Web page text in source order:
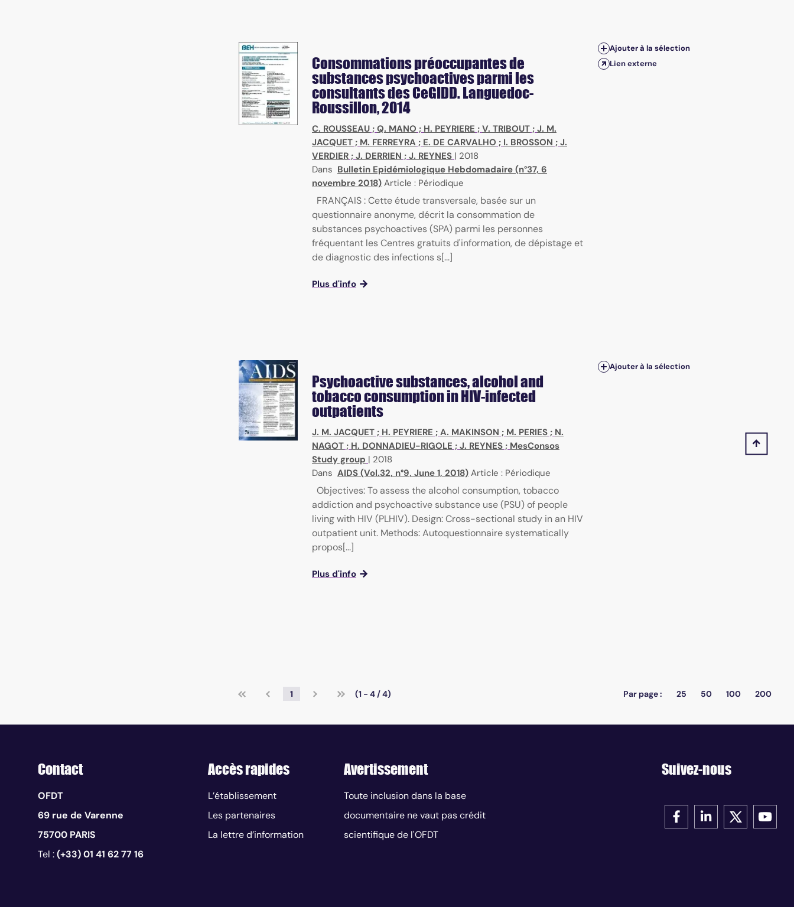
Consommations préoccupantes de
substances psychoactives parmi les
consultants des CeGIDD. Languedoc-
Roussillon, 2014
C. ROUSSEAU ; Q. MANO ; H. PEYRIERE ; V. TRIBOUT ; J. M.
JACQUET ; M. FERREYRA ; E. DE CARVALHO ; I. BROSSON ; J.
VERDIER ; J. DERRIEN ; J. REYNES | 2018
Dans Bulletin Epidémiologique Hebdomadaire (n°37, 6
novembre 2018) Article : Périodique
FRANÇAIS : Cette étude transversale, basée sur un
questionnaire anonyme, décrit la consommation de
substances psychoactives (SPA) parmi les personnes
fréquentant les Centres gratuits d'information, de dépistage et
de diagnostic des infections s[...]
Plus d'info
Ajouter à la sélection
Lien externe
Psychoactive substances, alcohol and
tobacco consumption in HIV-infected
outpatients
J. M. JACQUET ; H. PEYRIERE ; A. MAKINSON ; M. PERIES ; N.
NAGOT ; H. DONNADIEU-RIGOLE ; J. REYNES ; MesConsos
Study group | 2018
Dans AIDS (Vol.32, n°9, June 1, 2018) Article : Périodique
Objectives: To assess the alcohol consumption, tobacco
addiction and psychoactive substance use (PSU) of people
living with HIV (PLHIV). Design: Cross-sectional study in an HIV
outpatient unit. Methods: Autoquestionnaire systematically
propos[...]
Plus d'info
Ajouter à la sélection
1 (1 - 4 / 4) Par page : 25 50 100 200
Contact
OFDT
69 rue de Varenne
75700 PARIS
Tel :(+33) 01 41 62 77 16
Accès rapides
L’établissement
Les partenaires
La lettre d’information
Avertissement
Toute inclusion dans la base
documentaire ne vaut pas crédit
scientifique de l'OFDT
Suivez-nous